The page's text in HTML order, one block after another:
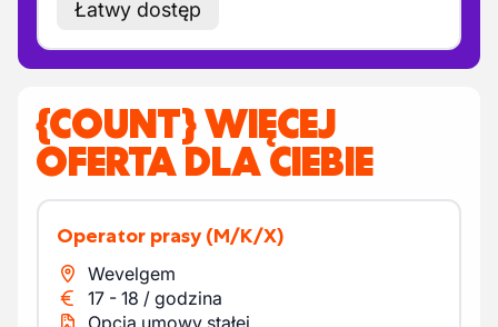
Łatwy dostęp
{COUNT} WIĘCEJ
OFERTA DLA CIEBIE
Operator prasy (M/K/X)
Wevelgem
17 - 18 / godzina
Opcja umowy stałej